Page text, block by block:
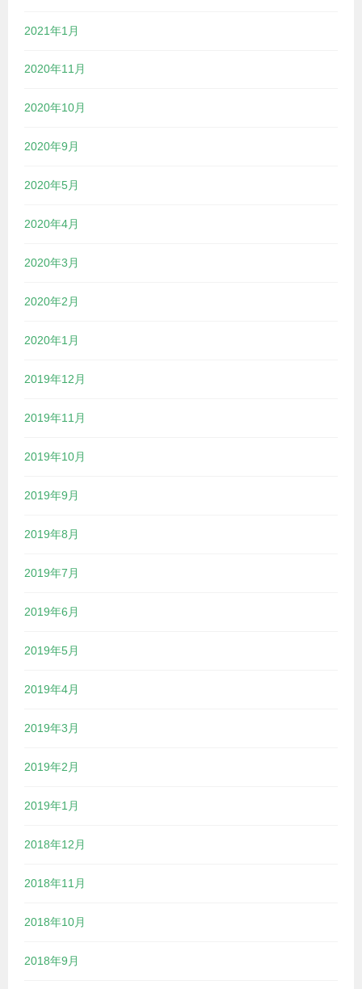
2021年1月
2020年11月
2020年10月
2020年9月
2020年5月
2020年4月
2020年3月
2020年2月
2020年1月
2019年12月
2019年11月
2019年10月
2019年9月
2019年8月
2019年7月
2019年6月
2019年5月
2019年4月
2019年3月
2019年2月
2019年1月
2018年12月
2018年11月
2018年10月
2018年9月